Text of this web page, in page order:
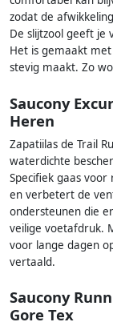
zodat de
De slijtzool geeft je
Het is gemaakt
stevig maakt. Zo
Saucony
Heren
Zapatiilas de Trail
waterdichte
Specifiek gaas
en verbetert de
ondersteunen die
veilige voetafdruk.
voor lange dagen
vertaald.
Saucony
Gore Tex